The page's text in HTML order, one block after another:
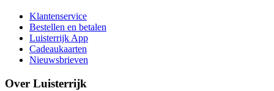
Klantenservice
Bestellen en betalen
Luisterrijk App
Cadeaukaarten
Nieuwsbrieven
Over Luisterrijk